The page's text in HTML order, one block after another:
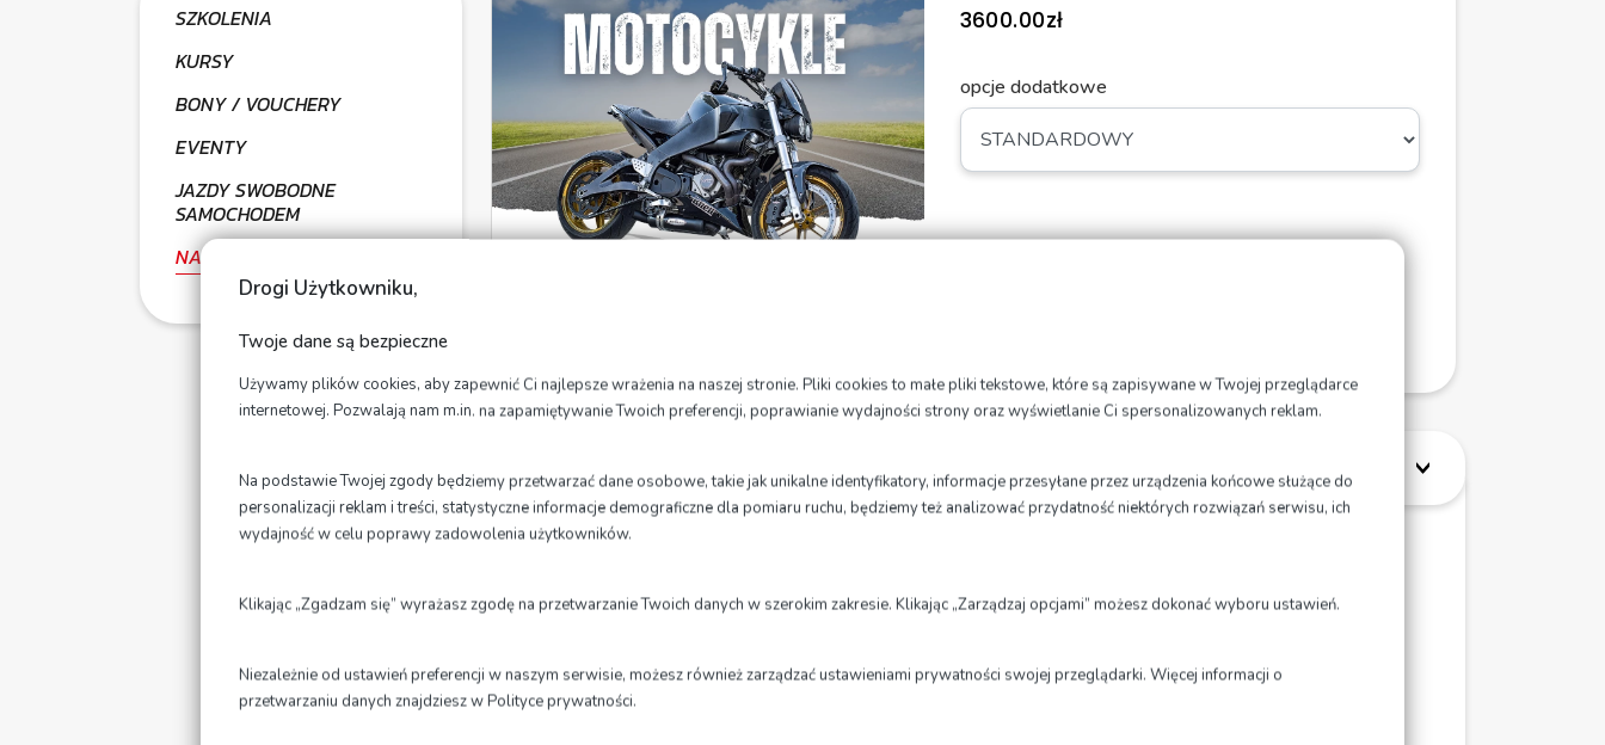
Drogi Użytkowniku,
Twoje dane są bezpieczne
Używamy plików cookies, aby zapewnić Ci najlepsze wrażenia na naszej stronie. Pliki cookies to małe pliki tekstowe, które są zapisywane w Twojej przeglądarce
internetowej. Pozwalają nam m.in. na zapamiętywanie Twoich preferencji, poprawianie wydajności strony oraz wyświetlanie Ci spersonalizowanych reklam.
Na podstawie Twojej zgody będziemy przetwarzać dane osobowe, takie jak unikalne identyfikatory, informacje przesyłane przez urządzenia końcowe służące do
personalizacji reklam i treści, statystyczne informacje demograficzne dla pomiaru ruchu, będziemy też analizować przydatność niektórych rozwiązań serwisu, ich
wydajność w celu poprawy zadowolenia użytkowników.
Klikając „Zgadzam się” wyrażasz zgodę na przetwarzanie Twoich danych w szerokim zakresie. Klikając „Zarządzaj opcjami” możesz dokonać wyboru ustawień.
Niezależnie od ustawień preferencji w naszym serwisie, możesz również zarządzać ustawieniami prywatności swojej przeglądarki. Więcej informacji o
przetwarzaniu danych znajdziesz w Polityce prywatności.
SZKOLENIA
KURSY
BONY / VOUCHERY
EVENTY
JAZDY SWOBODNE
SAMOCHODEM
NAUKA JAZDY
3600.00zł
opcje dodatkowe
20 godzin (po 60 min) jazd (Yamaha XJ6, MT07)
materiały dla kursantów
Dodatkowo płatne: